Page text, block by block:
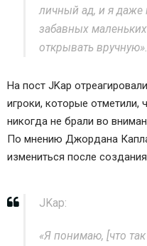
личный ад, и я даже
забавных
открывать вручную».
На пост JKap
игроки, которые отметили,
никогда не брали во
По мнению Джордана
измениться после
JKap:
«Я понимаю, [что